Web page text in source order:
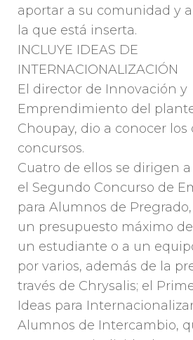
aportar a su comunidad y
la que está inserta.
INCLUYE IDEAS DE
INTERNACIONALIZACIÓN
El director de Innovación y
Emprendimiento del
Choupay, dio a conocer los
concursos.
Cuatro de ellos se dirigen
el Segundo Concurso de
para Alumnos de
un presupuesto máximo
un estudiante o a un
por varios, además de la
través de Chrysalis; el
Ideas para
Alumnos de Intercambio,